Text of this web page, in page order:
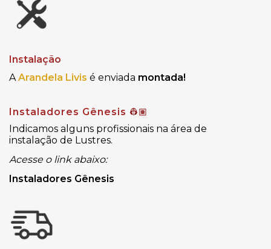
Instalação
A Arandela Livis é enviada montada!
Instaladores Gênesis 👷🏽
Indicamos alguns profissionais na área de
instalação de Lustres.
Acesse o link abaixo:
Instaladores Gênesis